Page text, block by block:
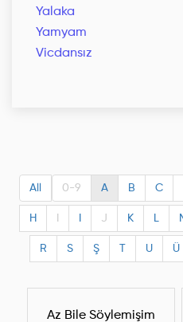
Yalaka
Yamyam
Vicdansız
All 0-9 A B C
H J K L
R S Ş U Ü
Az Bile Söylemişim